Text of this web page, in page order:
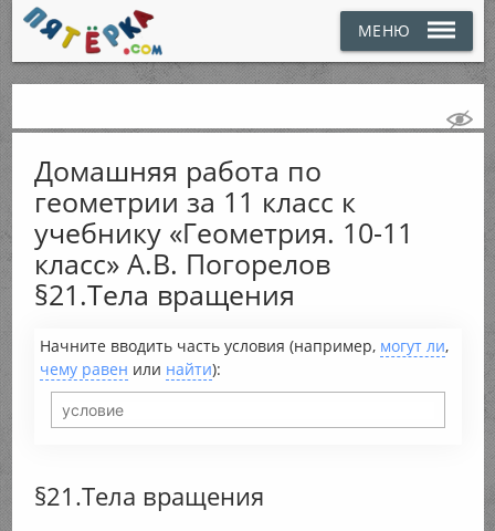
МЕНЮ
Домашняя работа по
геометрии за 11 класс к
учебнику «Геометрия. 10-11
класс» А.В. Погорелов
§21.Тела вращения
Начните вводить часть условия (например, могут ли,
чему равен или найти):
§21.Тела вращения